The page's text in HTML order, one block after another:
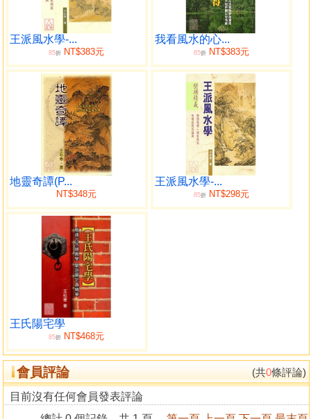
神功哦！
這篇稿子，我曾花費了很多時間和精力，把它分析 和說
明，也可說是我私人的寶藏，我稱之為「墓史」， 是最好的
研究資料。在這些墓史裡，培植了我真實的 堪輿知識，大開
了眼界，對我在各種地形中，點穴和立向， 獲得了真知和灼
見，其裨益誠不可以道里計也。現在要 公諸於世，實有戀戀
不捨之情！不過對堪輿學具有根基者， 始會覺得其可貴可
愛，而一般速成之徒，恐不易看得懂 甚或味同嚼蠟耳！希望
讀者們要靜心細心地去閱讀， 去深思，才能真正獲得益處。
我準備分四章來佈局，第一章是天星家的點穴立向法，
專重撥砂法。第二章是三元家的點穴立向法，專重元運 之衰
旺。第三章是三合家的點穴立向法，專重四大水口法。 第四
章是王派風水學新三元法融合運用要領的說明， 但我實在無
法舉出許多圖例出來加以示範，如讀者果真將 三元三合天星
各家的原理原則明透於胸，則自然就會融合 而運用自如了。
在台灣的許多古墓，我也無緣去蒐集到它們的資料， 不
能給讀者實地去考驗研究，這是一件很遺憾的事。 十三年前
的稿子，已塵封時久，竟不知放到那裡去了， 急得滿頭大
汗，找了好幾個小時，才在雜紙堆中找到了它。 還得再加整
理，分析批註，始可與讀者見面而無憾！
我希望這本書，仍能獲得堪輿界的讚許？則我這個 白髮
老翁花的精力和心血，也不算白費了，謝謝各位。
目錄
王派風水學-...
85折 NT$383元
我看風水的心...
85折NT$383元
地靈奇譚(P...
NT$348元
王派風水學-...
85折NT$298元
王氏陽宅學
85折 NT$468元
會員評論 (共0條評論)
目前沒有任何會員發表評論